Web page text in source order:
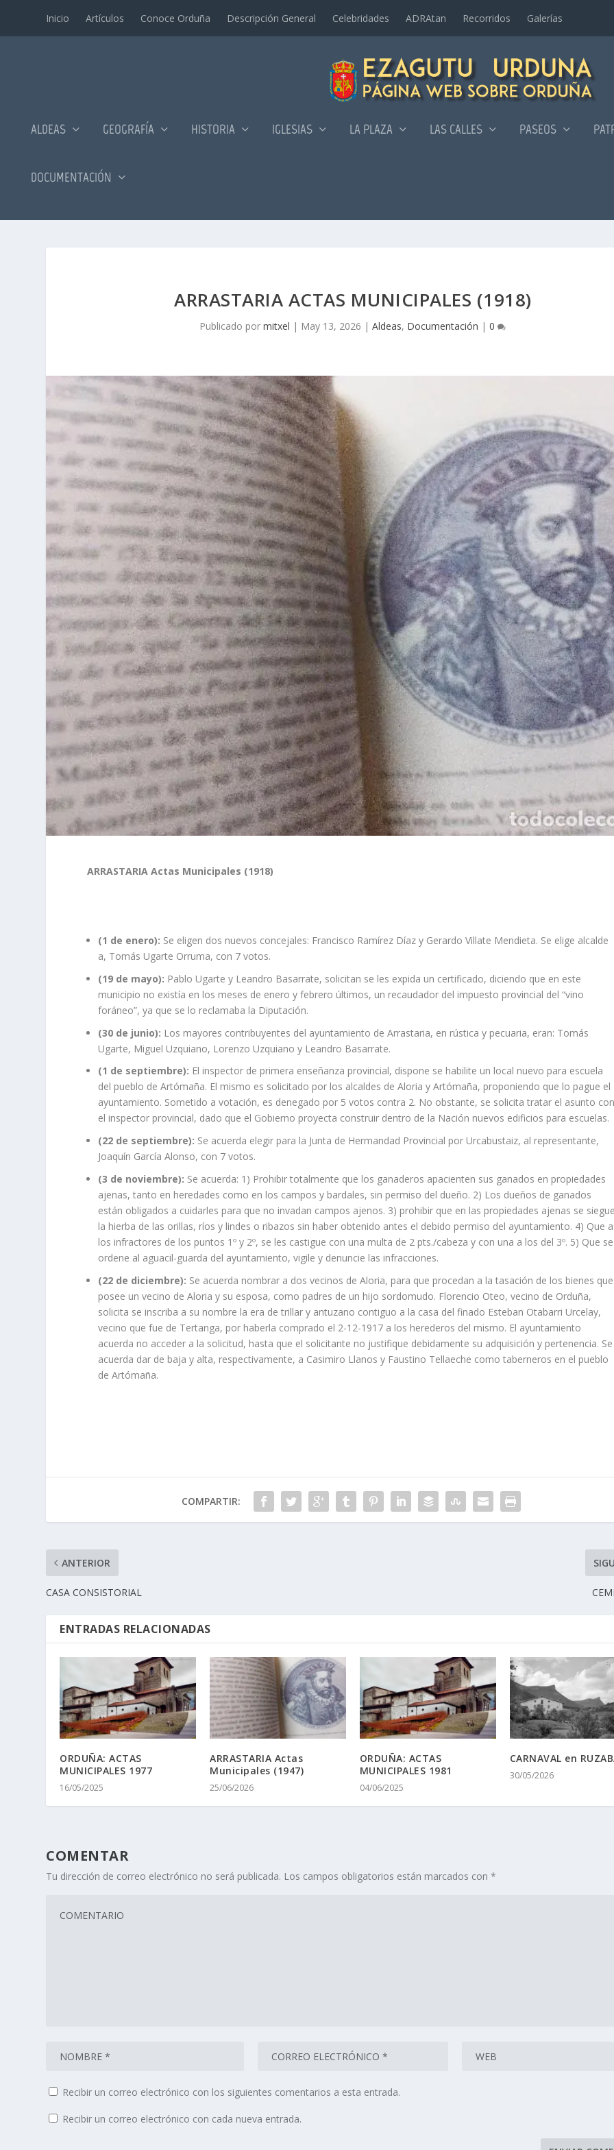
Inicio Artí­culos Conoce Orduña Descripción General Celebridades ADRAtan Recorridos Galerí­as
ALDEAS GEOGRAFÍA HISTORIA IGLESIAS LA PLAZA LAS CALLES PASEOS
DOCUMENTACIÓN
ARRASTARIA ACTAS MUNICIPALES (1918)
Publicado pormitxel | May 13, 2026 |Aldeas, Documentación |0
ARRASTARIA Actas Municipales (1918)
(1 de enero): Se eligen dos nuevos concejales: Francisco Ramírez Díaz y Gerardo Villate Mendieta. Se elige alcalde
a, Tomás Ugarte Orruma, con 7 votos.
(19 de mayo): Pablo Ugarte y Leandro Basarrate, solicitan se les expida un certificado, diciendo que en este
municipio no existía en los meses de enero y febrero últimos, un recaudador del impuesto provincial del “vino
foráneo”, ya que se lo reclamaba la Diputación.
(30 de junio): Los mayores contribuyentes del ayuntamiento de Arrastaria, en rústica y pecuaria, eran: Tomás
Ugarte, Miguel Uzquiano, Lorenzo Uzquiano y Leandro Basarrate.
(1 de septiembre): El inspector de primera enseñanza provincial, dispone se habilite un local nuevo para escuela
del pueblo de Artómaña. El mismo es solicitado por los alcaldes de Aloria y Artómaña, proponiendo que lo pague el
ayuntamiento. Sometido a votación, es denegado por 5 votos contra 2. No obstante, se solicita tratar el asunto
el inspector provincial, dado que el Gobierno proyecta construir dentro de la Nación nuevos edificios para escuelas.
(22 de septiembre): Se acuerda elegir para la Junta de Hermandad Provincial por Urcabustaiz, al representante,
Joaquín García Alonso, con 7 votos.
(3 de noviembre): Se acuerda: 1) Prohibir totalmente que los ganaderos apacienten sus ganados en propiedades
ajenas, tanto en heredades como en los campos y bardales, sin permiso del dueño. 2) Los dueños de ganados
están obligados a cuidarles para que no invadan campos ajenos. 3) prohibir que en las propiedades ajenas se
la hierba de las orillas, ríos y lindes o ribazos sin haber obtenido antes el debido permiso del ayuntamiento. 4) Que a
los infractores de los puntos 1º y 2º, se les castigue con una multa de 2 pts./cabeza y con una a los del 3º. 5) Que se
ordene al aguacil-guarda del ayuntamiento, vigile y denuncie las infracciones.
(22 de diciembre): Se acuerda nombrar a dos vecinos de Aloria, para que procedan a la tasación de los bienes que
posee un vecino de Aloria y su esposa, como padres de un hijo sordomudo. Florencio Oteo, vecino de Orduña,
solicita se inscriba a su nombre la era de trillar y antuzano contiguo a la casa del finado Esteban Otabarri Urcelay,
vecino que fue de Tertanga, por haberla comprado el 2-12-1917 a los herederos del mismo. El ayuntamiento
acuerda no acceder a la solicitud, hasta que el solicitante no justifique debidamente su adquisición y pertenencia. Se
acuerda dar de baja y alta, respectivamente, a Casimiro Llanos y Faustino Tellaeche como taberneros en el pueblo
de Artómaña.
COMPARTIR:
ANTERIOR
CASA CONSISTORIAL
ENTRADAS RELACIONADAS
ORDUÑA: ACTAS
MUNICIPALES 1977
16/05/2025
ARRASTARIA Actas
Municipales (1947)
25/06/2026
ORDUÑA: ACTAS
MUNICIPALES 1981
04/06/2025
CARNAVAL en
30/05/2026
COMENTAR
Tu dirección de correo electrónico no será publicada. Los campos obligatorios están marcados con*
Recibir un correo electrónico con los siguientes comentarios a esta entrada.
Recibir un correo electrónico con cada nueva entrada.